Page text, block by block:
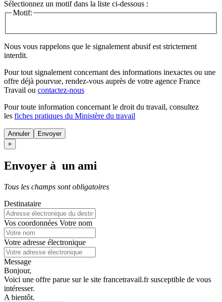
Sélectionnez un motif dans la liste ci-dessous :
Motif:
Nous vous rappelons que le signalement abusif est strictement
interdit.
Pour tout signalement concernant des informations inexactes ou une
offre déjà pourvue, rendez-vous auprès de votre agence France
Travail ou contactez-nous
Pour toute information concernant le droit du travail, consultez
les fiches pratiques du Ministère du travail
Annuler
×
Envoyer à un ami
Tous les champs sont obligatoires
Destinataire
Vos coordonnées Votre nom
Votre adresse électronique
Message
Bonjour,
Voici une offre parue sur le site francetravail.fr susceptible de vous
intéresser.
A bientôt.